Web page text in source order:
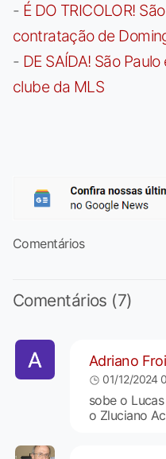
- É DO TRICOLOR!
contratação de
- DE SAÍDA! São
clube da MLS
Comentários
Comentários (7)
Adriano
01/12/2024
sobe o
o Zluciano